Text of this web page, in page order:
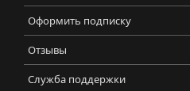
Оформить подписку
Отзывы
Служба поддержки